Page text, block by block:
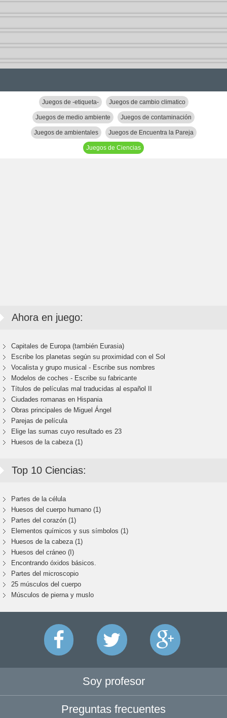
Juegos de -etiqueta- Juegos de cambio climatico
Juegos de medio ambiente Juegos de contaminación
Juegos de ambientales Juegos de Encuentra la Pareja
Juegos de Ciencias
Ahora en juego:
Capitales de Europa (también Eurasia)
Escribe los planetas según su proximidad con el Sol
Vocalista y grupo musical - Escribe sus nombres
Modelos de coches - Escribe su fabricante
Títulos de películas mal traducidas al español II
Ciudades romanas en Hispania
Obras principales de Miguel Ángel
Parejas de película
Elige las sumas cuyo resultado es 23
Huesos de la cabeza (1)
Top 10 Ciencias:
Partes de la célula
Huesos del cuerpo humano (1)
Partes del corazón (1)
Elementos químicos y sus símbolos (1)
Huesos de la cabeza (1)
Huesos del cráneo (I)
Encontrando óxidos básicos.
Partes del microscopio
25 músculos del cuerpo
Músculos de pierna y muslo
Soy profesor
Preguntas frecuentes